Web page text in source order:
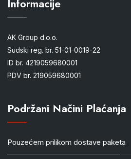
Informacije
AK Group d.o.o.
Sudski reg. br. 51-01-0019-22
ID br. 4219059680001
PDV br. 219059680001
Podržani Načini Plaćanja
Pouzećem prilikom dostave paketa